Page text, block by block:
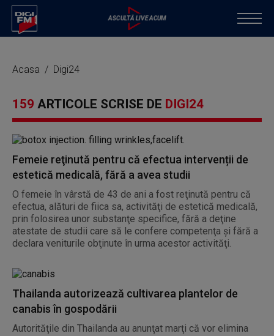
Acasa Digi24
159 ARTICOLE SCRISE DE DIGI24
Femeie reţinută pentru că efectua intervenții de
estetică medicală, fără a avea studii
O femeie în vârstă de 43 de ani a fost reţinută pentru că
efectua, alături de fiica sa, activităţi de estetică medicală,
prin folosirea unor substanţe specifice, fără a deţine
atestate de studii care să le confere competenţa şi fără a
declara veniturile obţinute în urma acestor activităţi.
Thailanda autorizează cultivarea plantelor de
canabis în gospodării
Autorităţile din Thailanda au anunţat marţi că vor elimina